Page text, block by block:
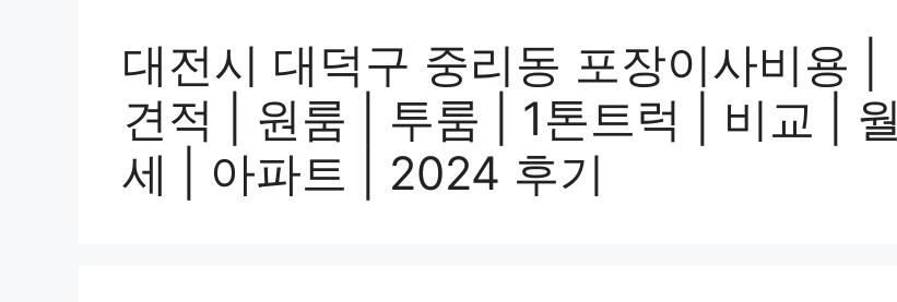
대전시 대덕구 중리동 포장이사비용 |
견적 | 원룸 | 투룸 | 1톤트럭 | 비교 | 월
세 | 아파트 | 2024 후기